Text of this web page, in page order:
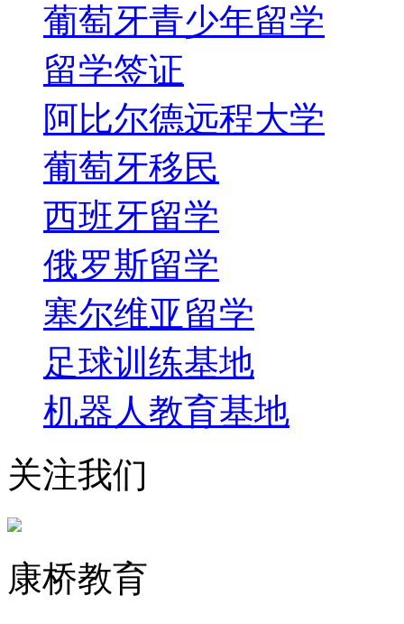
葡萄牙青少年留学
留学签证
阿比尔德远程大学
葡萄牙移民
西班牙留学
俄罗斯留学
塞尔维亚留学
足球训练基地
机器人教育基地
关注我们
康桥教育